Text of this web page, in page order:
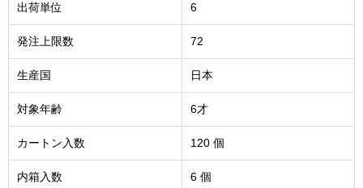
出荷単位 6
発注上限数 72
生産国 日本
対象年齢 6才
カートン入数 120 個
内箱入数 6 個